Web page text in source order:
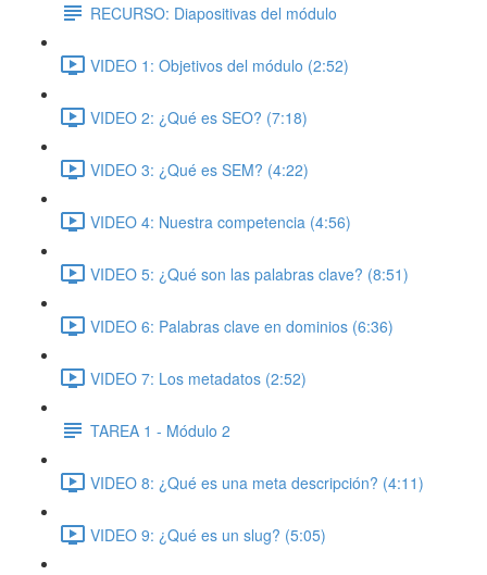
RECURSO: Diapositivas del módulo
VIDEO 1: Objetivos del módulo (2:52)
VIDEO 2: ¿Qué es SEO? (7:18)
VIDEO 3: ¿Qué es SEM? (4:22)
VIDEO 4: Nuestra competencia (4:56)
VIDEO 5: ¿Qué son las palabras clave? (8:51)
VIDEO 6: Palabras clave en dominios (6:36)
VIDEO 7: Los metadatos (2:52)
TAREA 1 - Módulo 2
VIDEO 8: ¿Qué es una meta descripción? (4:11)
VIDEO 9: ¿Qué es un slug? (5:05)